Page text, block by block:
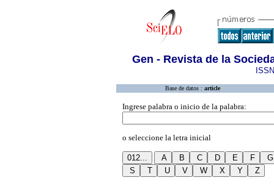
Gen - Revista de la
Base de datos : article
Ingrese palabra o inicio de la palabra:
o seleccione la letra inicial